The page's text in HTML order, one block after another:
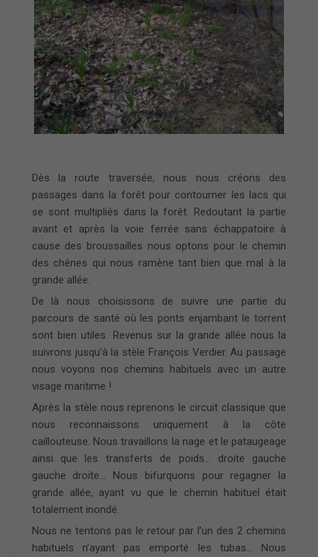
Dès la route traversée, nous nous créons des
passages dans la forêt pour contourner les lacs qui
se sont multipliés dans la forêt. Redoutant la partie
avant et après la voie ferrée sans échappatoire à
cause des broussailles nous optons pour le chemin
des chênes qui nous ramène tant bien que mal à la
grande allée.
De là nous choisissons de suivre une partie du
parcours de santé où les ponts enjambant le torrent
sont bien utiles. Revenus sur la grande allée nous la
suivrons jusqu’à la stèle François Verdier. Au passage
nous voyons nos chemins habituels avec un autre
visage maritime !
Après la stèle nous reprenons le circuit classique que
nous reconnaissons uniquement à la côte
caillouteuse. Nous travaillons la nage et le pataugeage
ainsi que les transferts de poids… droite gauche
gauche droite… Nous bifurquons pour regagner la
grande allée, ayant vu que le chemin habituel était
totalement inondé.
Nous ne tentons pas le retour par l’un des 2 chemins
habituels n’ayant pas emporté les tubas… Nous